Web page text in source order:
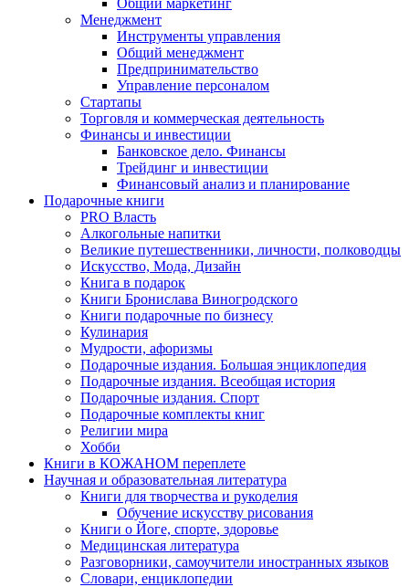
Общий маркетинг
Менеджмент
Инструменты управления
Общий менеджмент
Предпринимательство
Управление персоналом
Стартапы
Торговля и коммерческая деятельность
Финансы и инвестиции
Банковское дело. Финансы
Трейдинг и инвестиции
Финансовый анализ и планирование
Подарочные книги
PRO Власть
Алкогольные напитки
Великие путешественники, личности, полководцы
Искусство, Мода, Дизайн
Книга в подарок
Книги Бронислава Виногродского
Книги подарочные по бизнесу
Кулинария
Мудрости, афоризмы
Подарочные издания. Большая энциклопедия
Подарочные издания. Всеобщая история
Подарочные издания. Спорт
Подарочные комплекты книг
Религии мира
Хобби
Книги в КОЖАНОМ переплете
Научная и образовательная литература
Книги для творчества и рукоделия
Обучение искусству рисования
Книги о Йоге, спорте, здоровье
Медицинская литература
Разговорники, самоучители иностранных языков
Словари, енциклопедии